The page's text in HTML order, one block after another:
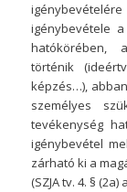
igénybevétele
hatókörében,
történik
képzés…),
személyes
tevékenység
igénybevétel
zárható ki a
(SZJA tv. 4. § (2a)